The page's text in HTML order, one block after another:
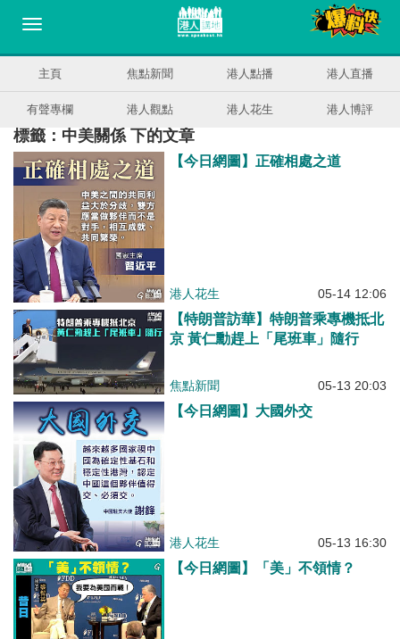
主頁 焦點新聞 港人點播 港人直播
有聲專欄 港人觀點 港人花生 港人博評
標籤：中美關係 下的文章
【今日網圖】正確相處之道
港人花生 05-14 12:06
【特朗普訪華】特朗普乘專機抵北
京 黃仁勳趕上「尾班車」隨行
焦點新聞 05-13 20:03
【今日網圖】大國外交
港人花生 05-13 16:30
【今日網圖】「美」不領情？